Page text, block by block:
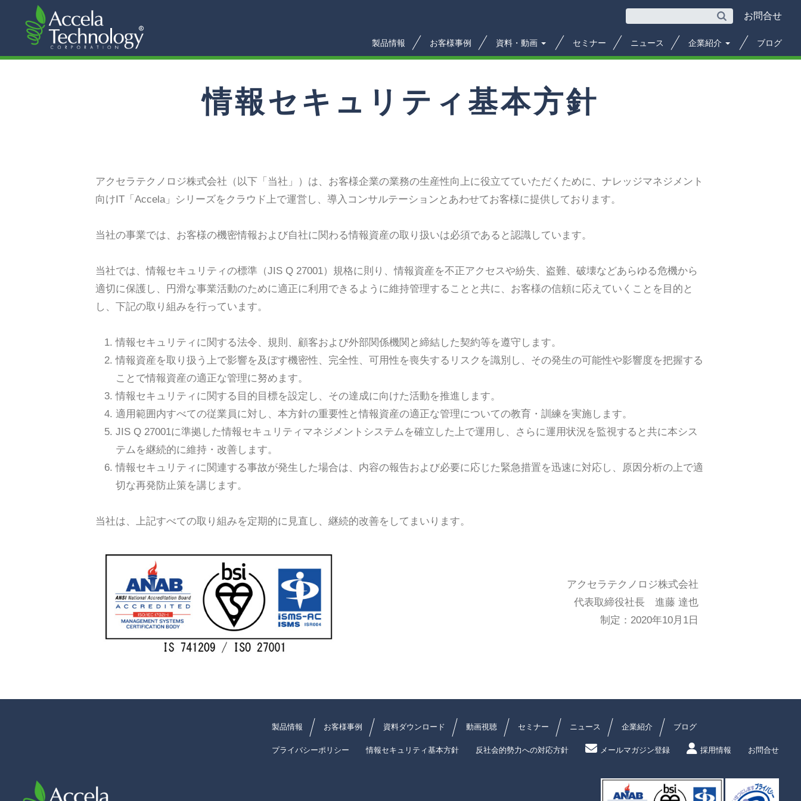
お問合せ
製品情報 お客様事例 資料・動画 セミナー ニュース 企業紹介 ブログ
情報セキュリティ基本方針
アクセラテクノロジ株式会社（以下「当社」）は、お客様企業の業務の生産性向上に役立てていただくために、ナレッジマネジメント
向けIT「Accela」シリーズをクラウド上で運営し、導入コンサルテーションとあわせてお客様に提供しております。
当社の事業では、お客様の機密情報および自社に関わる情報資産の取り扱いは必須であると認識しています。
当社では、情報セキュリティの標準（JIS Q 27001）規格に則り、情報資産を不正アクセスや紛失、盗難、破壊などあらゆる危機から
適切に保護し、円滑な事業活動のために適正に利用できるように維持管理することと共に、お客様の信頼に応えていくことを目的と
し、下記の取り組みを行っています。
情報セキュリティに関する法令、規則、顧客および外部関係機関と締結した契約等を遵守します。
情報資産を取り扱う上で影響を及ぼす機密性、完全性、可用性を喪失するリスクを識別し、その発生の可能性や影響度を把握する
ことで情報資産の適正な管理に努めます。
情報セキュリティに関する目的目標を設定し、その達成に向けた活動を推進します。
適用範囲内すべての従業員に対し、本方針の重要性と情報資産の適正な管理についての教育・訓練を実施します。
JIS Q 27001に準拠した情報セキュリティマネジメントシステムを確立した上で運用し、さらに運用状況を監視すると共に本シス
テムを継続的に維持・改善します。
情報セキュリティに関連する事故が発生した場合は、内容の報告および必要に応じた緊急措置を迅速に対応し、原因分析の上で適
切な再発防止策を講じます。
当社は、上記すべての取り組みを定期的に見直し、継続的改善をしてまいります。
アクセラテクノロジ株式会社
代表取締役社長 進藤 達也
制定：2020年10月1日
製品情報 お客様事例 資料ダウンロード 動画視聴 セミナー ニュース 企業紹介 ブログ
プライバシーポリシー 情報セキュリティ基本方針 反社会的勢力への対応方針 メールマガジン登録 採用情報 お問合せ